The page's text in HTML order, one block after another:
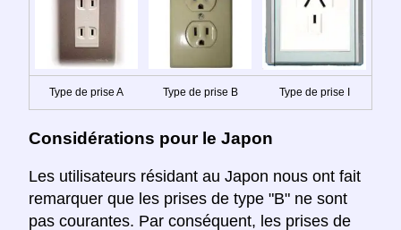
Type de prise A Type de prise B Type de prise I
Considérations pour le Japon
Les utilisateurs résidant au Japon nous ont fait
remarquer que les prises de type "B" ne sont
pas courantes. Par conséquent, les prises de